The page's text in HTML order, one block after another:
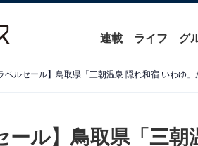
連載 ライフ グ
ール】鳥取県「三